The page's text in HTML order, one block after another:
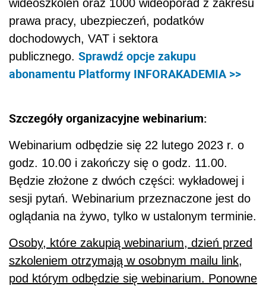
wideoszkoleń oraz 1000 wideoporad z zakresu
prawa pracy, ubezpieczeń, podatków
dochodowych, VAT i sektora
publicznego. Sprawdź opcje zakupu
abonamentu Platformy INFORAKADEMIA >>
Szczegóły organizacyjne webinarium:
Webinarium odbędzie się 22 lutego 2023 r. o
godz. 10.00 i zakończy się o godz. 11.00.
Będzie złożone z dwóch części: wykładowej i
sesji pytań. Webinarium przeznaczone jest do
oglądania na żywo, tylko w ustalonym terminie.
Osoby, które zakupią webinarium, dzień przed
szkoleniem otrzymają w osobnym mailu link,
pod którym odbędzie się webinarium. Ponowne